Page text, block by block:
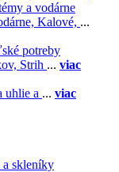
a vodárne
Kalové, ...
potreby
Strih ... viac
uhlie a ... viac
a skleníky